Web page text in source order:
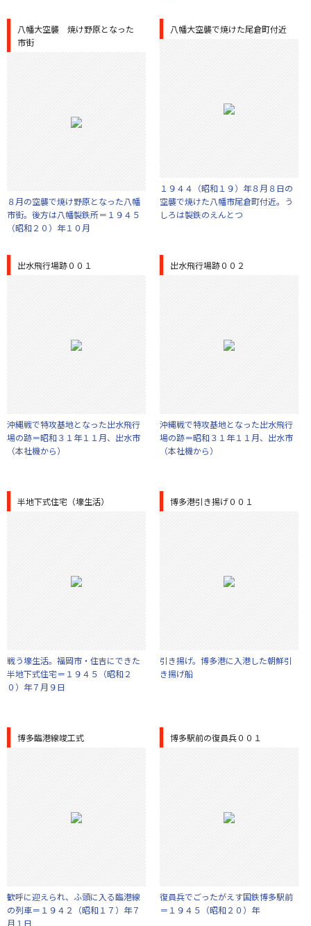
八幡大空襲 焼け野原となった
市街
８月の空襲で焼け野原となった八幡
市街。後方は八幡製鉄所＝１９４５
（昭和２０）年１０月
八幡大空襲で焼けた尾倉町付近
１９４４（昭和１９）年８月８日の
空襲で焼けた八幡市尾倉町付近。う
しろは製鉄のえんとつ
出水飛行場跡００１
沖縄戦で特攻基地となった出水飛行
場の跡＝昭和３１年１１月、出水市
（本社機から）
出水飛行場跡００２
沖縄戦で特攻基地となった出水飛行
場の跡＝昭和３１年１１月、出水市
（本社機から）
半地下式住宅（壕生活）
戦う壕生活。福岡市・住吉にできた
半地下式住宅＝１９４５（昭和２
０）年７月９日
博多港引き揚げ００１
引き揚げ。博多港に入港した朝鮮引
き揚げ船
博多臨港線竣工式
歓呼に迎えられ、ふ頭に入る臨港線
の列車＝１９４２（昭和１７）年７
月１日
博多駅前の復員兵００１
復員兵でごったがえす国鉄博多駅前
＝１９４５（昭和２０）年